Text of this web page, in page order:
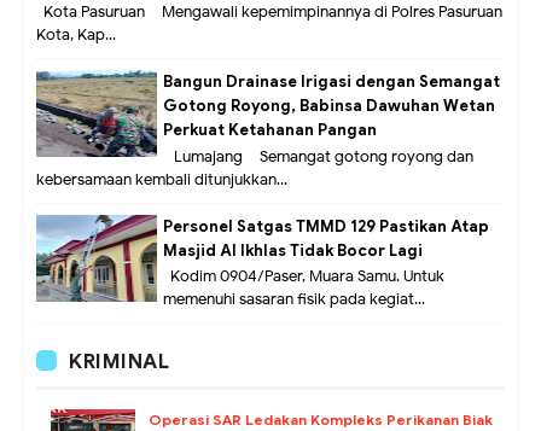
Kota Pasuruan – Mengawali kepemimpinannya di Polres Pasuruan
Kota, Kap...
Bangun Drainase Irigasi dengan Semangat
Gotong Royong, Babinsa Dawuhan Wetan
Perkuat Ketahanan Pangan
Lumajang – Semangat gotong royong dan
kebersamaan kembali ditunjukkan...
Personel Satgas TMMD 129 Pastikan Atap
Masjid Al Ikhlas Tidak Bocor Lagi
Kodim 0904/Paser, Muara Samu. Untuk
memenuhi sasaran fisik pada kegiat...
KRIMINAL
Operasi SAR Ledakan Kompleks Perikanan Biak